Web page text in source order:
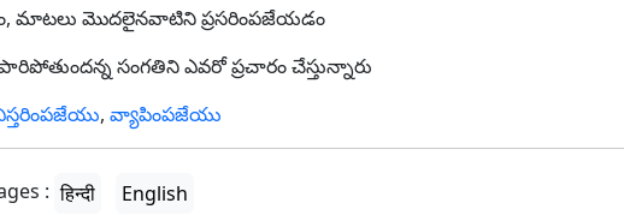
మాటలు మొదలైనవాటిని ప్రసరింపజేయడం
సంగతిని ఎవరో ప్రచారం చేస్తున్నారు
, వ్యాపింపజేయు
: हिन्दी English